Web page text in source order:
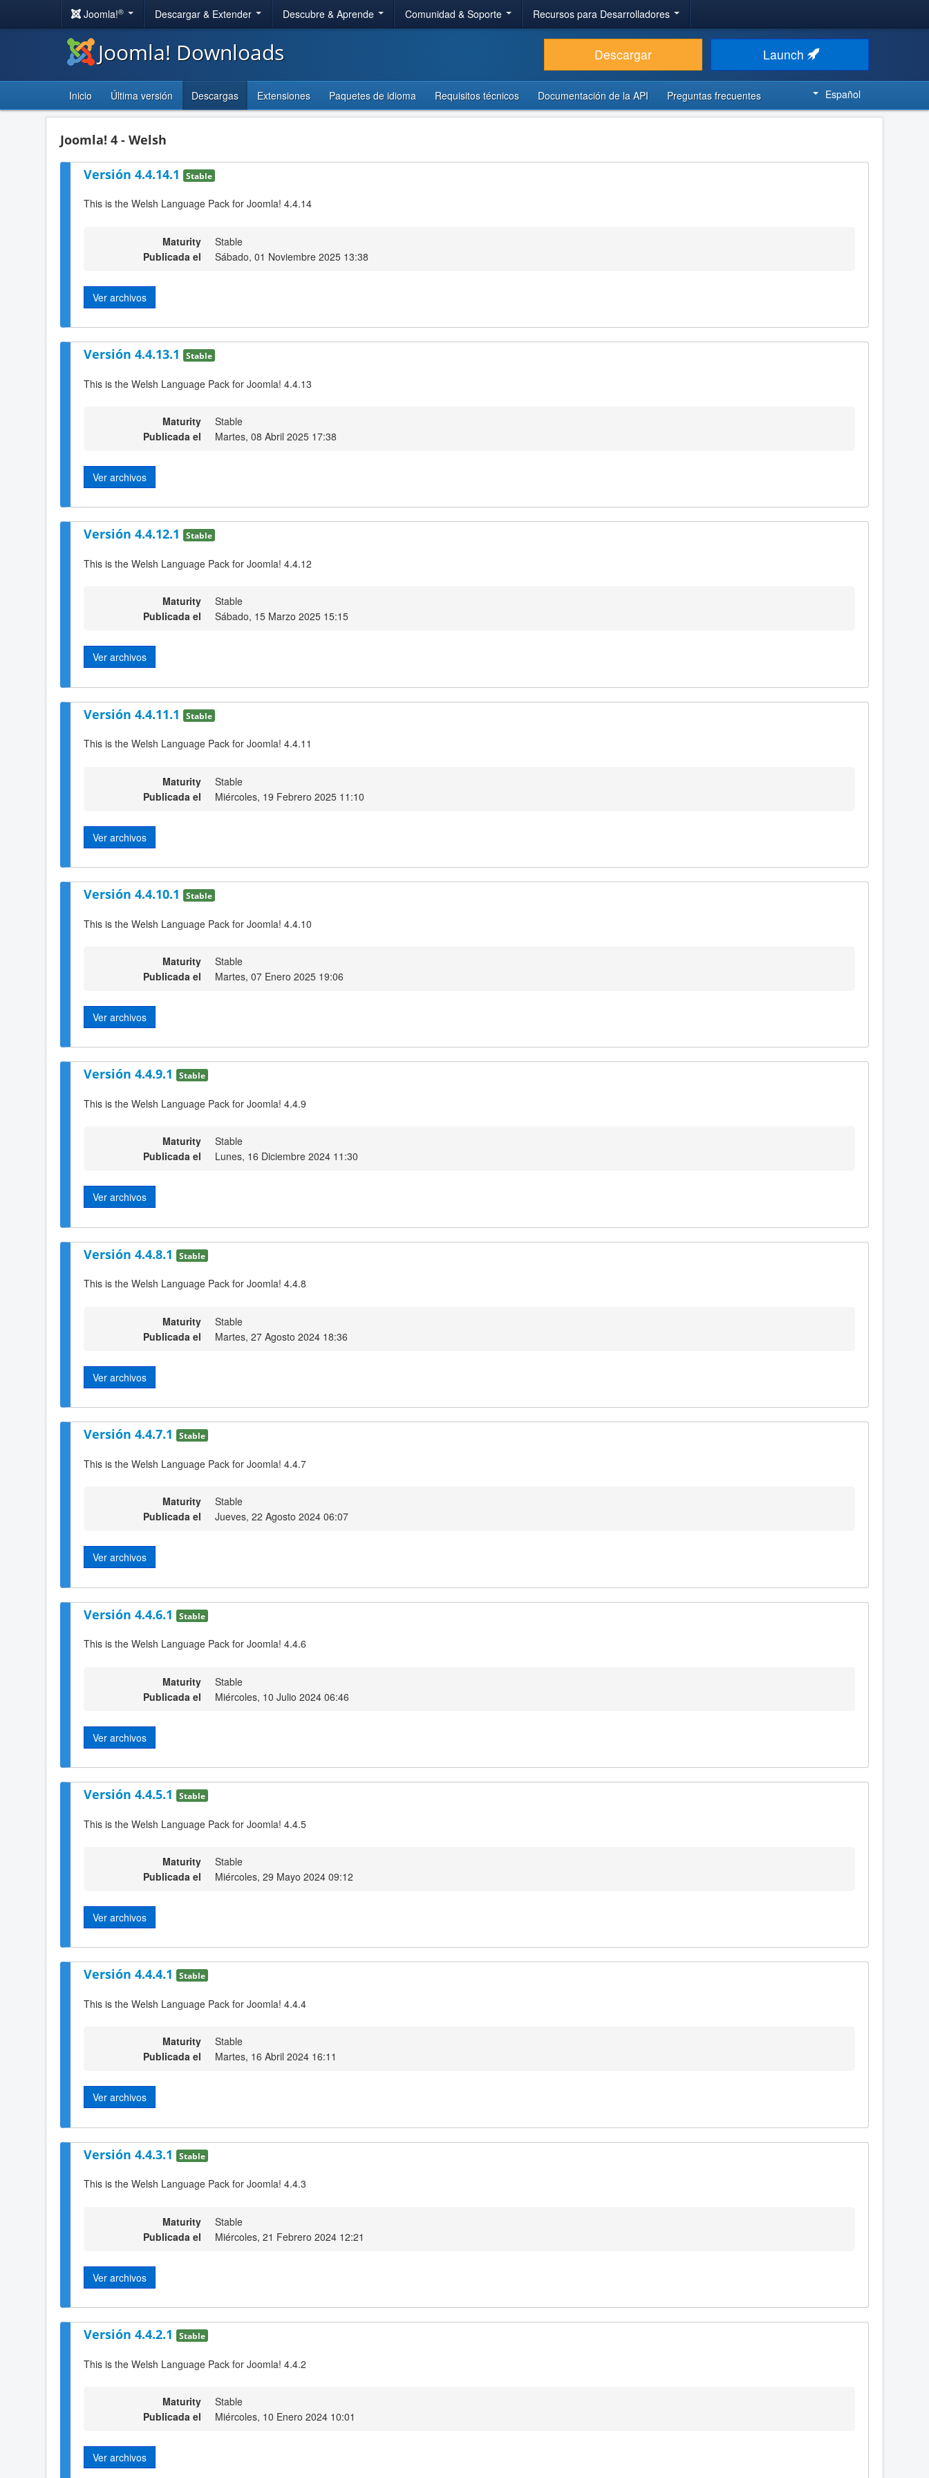
Joomla!® Descargar & Extender Descubre & Aprende Comunidad & Soporte Recursos para Desarrolladores
Joomla! Downloads Descargar Launch
Inicio Última versión Descargas Extensiones Paquetes de idioma Requisitos técnicos Documentación de la API Preguntas frecuentes Español
Joomla! 4 - Welsh
Versión 4.4.14.1 Stable
This is the Welsh Language Pack for Joomla! 4.4.14
Maturity
Stable
Publicada el
Sábado, 01 Noviembre 2025 13:38
Ver archivos
Versión 4.4.13.1 Stable
This is the Welsh Language Pack for Joomla! 4.4.13
Maturity
Stable
Publicada el
Martes, 08 Abril 2025 17:38
Ver archivos
Versión 4.4.12.1 Stable
This is the Welsh Language Pack for Joomla! 4.4.12
Maturity
Stable
Publicada el
Sábado, 15 Marzo 2025 15:15
Ver archivos
Versión 4.4.11.1 Stable
This is the Welsh Language Pack for Joomla! 4.4.11
Maturity
Stable
Publicada el
Miércoles, 19 Febrero 2025 11:10
Ver archivos
Versión 4.4.10.1 Stable
This is the Welsh Language Pack for Joomla! 4.4.10
Maturity
Stable
Publicada el
Martes, 07 Enero 2025 19:06
Ver archivos
Versión 4.4.9.1 Stable
This is the Welsh Language Pack for Joomla! 4.4.9
Maturity
Stable
Publicada el
Lunes, 16 Diciembre 2024 11:30
Ver archivos
Versión 4.4.8.1 Stable
This is the Welsh Language Pack for Joomla! 4.4.8
Maturity
Stable
Publicada el
Martes, 27 Agosto 2024 18:36
Ver archivos
Versión 4.4.7.1 Stable
This is the Welsh Language Pack for Joomla! 4.4.7
Maturity
Stable
Publicada el
Jueves, 22 Agosto 2024 06:07
Ver archivos
Versión 4.4.6.1 Stable
This is the Welsh Language Pack for Joomla! 4.4.6
Maturity
Stable
Publicada el
Miércoles, 10 Julio 2024 06:46
Ver archivos
Versión 4.4.5.1 Stable
This is the Welsh Language Pack for Joomla! 4.4.5
Maturity
Stable
Publicada el
Miércoles, 29 Mayo 2024 09:12
Ver archivos
Versión 4.4.4.1 Stable
This is the Welsh Language Pack for Joomla! 4.4.4
Maturity
Stable
Publicada el
Martes, 16 Abril 2024 16:11
Ver archivos
Versión 4.4.3.1 Stable
This is the Welsh Language Pack for Joomla! 4.4.3
Maturity
Stable
Publicada el
Miércoles, 21 Febrero 2024 12:21
Ver archivos
Versión 4.4.2.1 Stable
This is the Welsh Language Pack for Joomla! 4.4.2
Maturity
Stable
Publicada el
Miércoles, 10 Enero 2024 10:01
Ver archivos